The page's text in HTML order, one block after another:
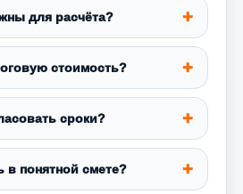
для расчёта?
стоимость?
сроки?
понятной смете?